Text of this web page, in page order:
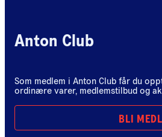
Anton Club
Som medlem i Anton Club får du
ordinære varer, medlemstilbud og
BLI